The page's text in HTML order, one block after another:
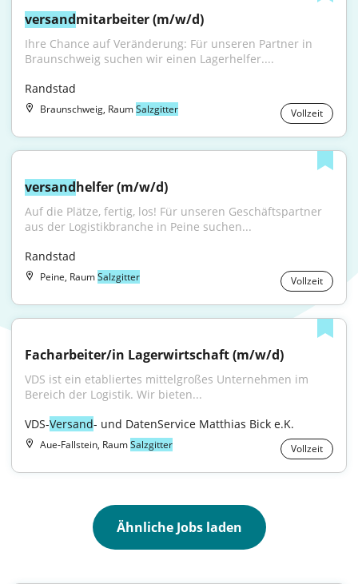
versandmitarbeiter (m/w/d)
Ihre Chance auf Veränderung: Für unseren Partner in
Braunschweig suchen wir einen Lagerhelfer....
Randstad
Braunschweig, RaumSalzgitter Vollzeit
versandhelfer (m/w/d)
Auf die Plätze, fertig, los! Für unseren Geschäftspartner
aus der Logistikbranche in Peine suchen...
Randstad
Peine, RaumSalzgitter Vollzeit
Facharbeiter/in Lagerwirtschaft (m/w/d)
VDS ist ein etabliertes mittelgroßes Unternehmen im
Bereich der Logistik. Wir bieten...
VDS-Versand- und DatenService Matthias Bick e.K.
Aue-Fallstein, RaumSalzgitter Vollzeit
Ähnliche Jobs laden